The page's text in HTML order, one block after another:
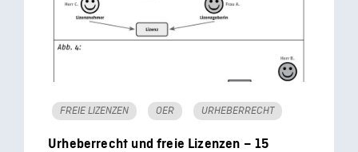
FREIE LIZENZEN OER URHEBERRECHT
Urheberrecht und freie Lizenzen – 15